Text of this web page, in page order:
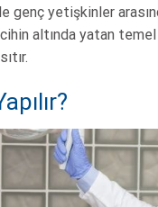
yetişkinler
altında yatan